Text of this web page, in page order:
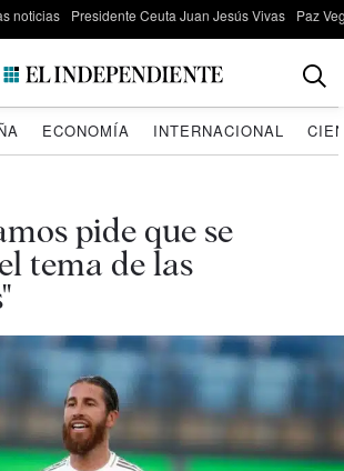
noticias Presidente Ceuta Juan Jesús Vivas Paz
ECONOMÍA INTERNACIONAL
pide que se
tema de las